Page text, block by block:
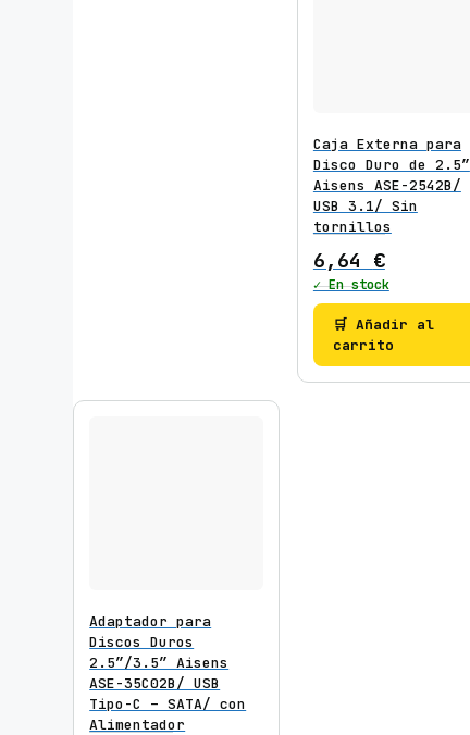
Caja Externa para
Disco Duro de 2.5″
Aisens ASE-2542B/
USB 3.1/ Sin
tornillos
6,64 €
✓ En stock
🛒 Añadir al
carrito
Adaptador para
Discos Duros
2.5″/3.5″ Aisens
ASE-35C02B/ USB
Tipo-C – SATA/ con
Alimentador